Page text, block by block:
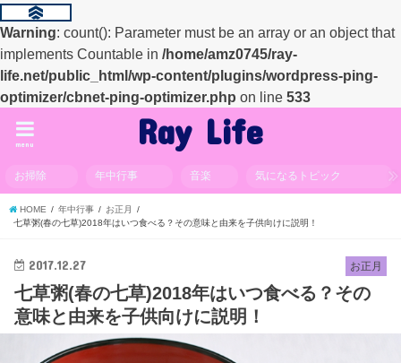
Warning: count(): Parameter must be an array or an object that
implements Countable in /home/amz0745/ray-
life.net/public_html/wp-content/plugins/wordpress-ping-
optimizer/cbnet-ping-optimizer.php on line 533
Ray Life
menu
お掃除 年中行事 音楽 気になるトピック
HOME 年中行事
お正月
七草粥(春の七草)2018年はいつ食べる？その意味と由来を子供向けに説明！
お正月
2017.12.27
七草粥(春の七草)2018年はいつ食べる？その
意味と由来を子供向けに説明！